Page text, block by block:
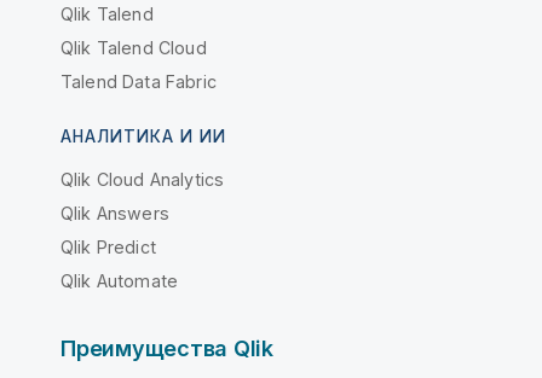
Qlik Talend
Qlik Talend Cloud
Talend Data Fabric
АНАЛИТИКА И ИИ
Qlik Cloud Analytics
Qlik Answers
Qlik Predict
Qlik Automate
Преимущества Qlik